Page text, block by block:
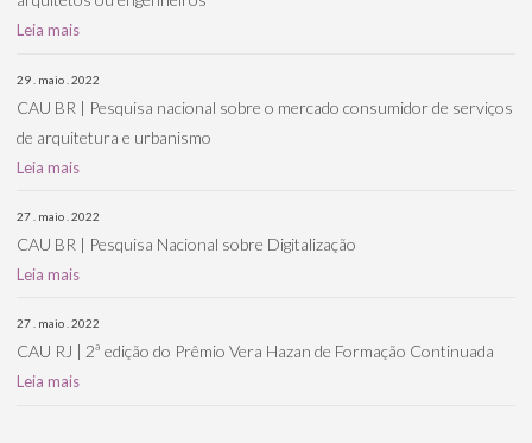
Leia mais
29 . maio . 2022
CAU BR | Pesquisa nacional sobre o mercado consumidor de serviços
de arquitetura e urbanismo
Leia mais
27 . maio . 2022
CAU BR | Pesquisa Nacional sobre Digitalização
Leia mais
27 . maio . 2022
CAU RJ | 2ª edição do Prêmio Vera Hazan de Formação Continuada
Leia mais